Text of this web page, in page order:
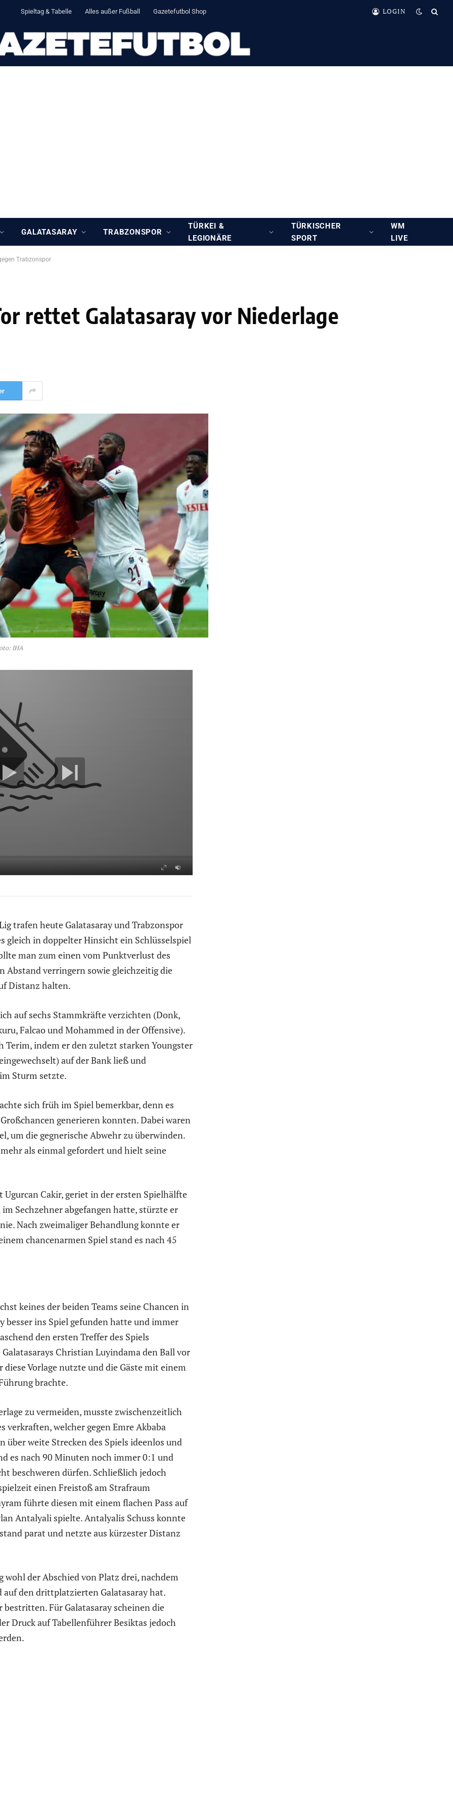
Spieltag & Tabelle Alles außer Fußball Gazetefutbol Shop LOGIN
GALATASARAY TRABZONSPOR
TÜRKEI &
LEGIONÄRE
TÜRKISCHER
SPORT
WM
LIVE
Trabzonspor
rettet Galatasaray vor Niederlage
IHA
trafen heute Galatasaray und Trabzonspor
gleich in doppelter Hinsicht ein Schlüsselspiel
man zum einen vom Punktverlust des
Abstand verringern sowie gleichzeitig die
Distanz halten.
auf sechs Stammkräfte verzichten (Donk,
Falcao und Mohammed in der Offensive).
Terim, indem er den zuletzt starken Youngster
auf der Bank ließ und
Sturm setzte.
sich früh im Spiel bemerkbar, denn es
generieren konnten. Dabei waren
um die gegnerische Abwehr zu überwinden.
als einmal gefordert und hielt seine
Ugurcan Cakir, geriet in der ersten Spielhälfte
Sechzehner abgefangen hatte, stürzte er
Nach zweimaliger Behandlung konnte er
chancenarmen Spiel stand es nach 45
keines der beiden Teams seine Chancen in
besser ins Spiel gefunden hatte und immer
den ersten Treffer des Spiels
Christian Luyindama den Ball vor
Vorlage nutzte und die Gäste mit einem
brachte.
zu vermeiden, musste zwischenzeitlich
verkraften, welcher gegen Emre Akbaba
über weite Strecken des Spiels ideenlos und
es nach 90 Minuten noch immer 0:1 und
beschweren dürfen. Schließlich jedoch
einen Freistoß am Strafraum
führte diesen mit einem flachen Pass auf
Antalyali spielte. Antalyalis Schuss konnte
parat und netzte aus kürzester Distanz
der Abschied von Platz drei, nachdem
den drittplatzierten Galatasaray hat.
bestritten.Für Galatasaray scheinen die
Druck auf Tabellenführer Besiktas jedoch